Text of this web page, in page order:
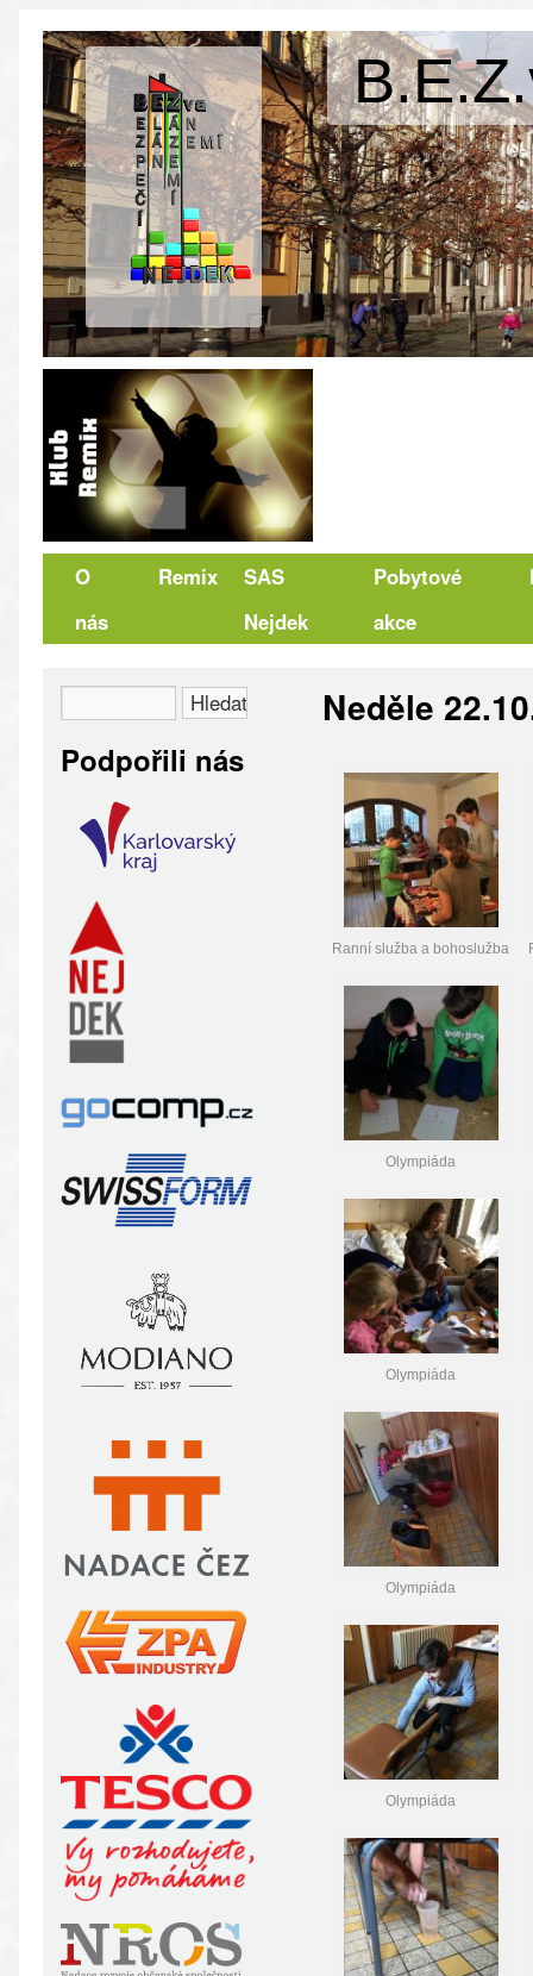
O
nás
Remix
SAS
Nejdek
Pobytové
akce
Podpořili nás
Neděle
Ranní služba a bohoslužba
Olympiáda
Olympiáda
Olympiáda
Olympiáda